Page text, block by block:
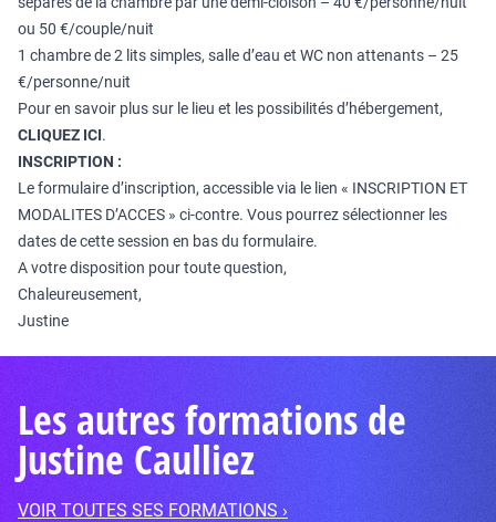
ou 50 €/couple/nuit
1 chambre de 2 lits simples, salle d’eau et WC non attenants – 25
€/personne/nuit
Pour en savoir plus sur le lieu et les possibilités d’hébergement,
CLIQUEZ ICI.
INSCRIPTION :
Le formulaire d’inscription, accessible via le lien « INSCRIPTION ET
MODALITES D’ACCES » ci-contre. Vous pourrez sélectionner les
dates de cette session en bas du formulaire.
A votre disposition pour toute question,
Chaleureusement,
Justine
Les autres formations de
Justine Caulliez
VOIR TOUTES SES FORMATIONS ›